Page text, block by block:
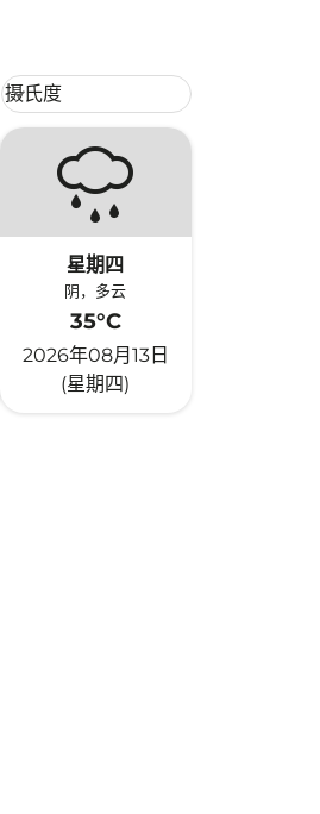
Weather unit option 摄氏度
摄氏度
keyboard_arrow_down
星期四
阴，多云
35°C
2026年08月13日
(星期四)